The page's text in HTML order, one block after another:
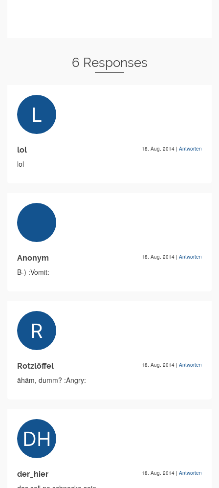
6 Responses
lol 18. Aug. 2014 | Antworten
lol
Anonym 18. Aug. 2014 | Antworten
B-) :Vomit:
Rotzlöffel 18. Aug. 2014 | Antworten
ähäm, dumm? :Angry:
der_hier 18. Aug. 2014 | Antworten